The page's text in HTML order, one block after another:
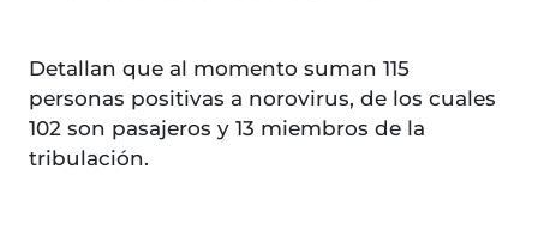
Detallan que al momento suman 115
personas positivas a norovirus, de los cuales
102 son pasajeros y 13 miembros de la
tribulación.